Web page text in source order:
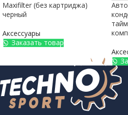
Maxifilter (без картриджа)
черный
Аксессуары
Заказать товар